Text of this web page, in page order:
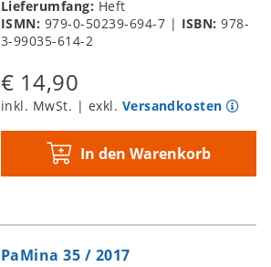
Lieferumfang: Heft
ISMN: 979-0-50239-694-7 | ISBN:978-
3-99035-614-2
€ 14,90
inkl. MwSt. | exkl. Versandkosten
In den Warenkorb
PaMina 35 / 2017